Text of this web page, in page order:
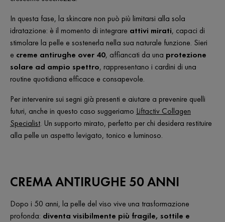
In questa fase, la skincare non può più limitarsi alla sola
idratazione: è il momento di integrare attivi mirati, capaci di
stimolare la pelle e sostenerla nella sua naturale funzione. Sieri
e creme antirughe over 40, affiancati da una protezione
solare ad ampio spettro, rappresentano i cardini di una
routine quotidiana efficace e consapevole.
Per intervenire sui segni già presenti e aiutare a prevenire quelli
futuri, anche in questo caso suggeriamo Liftactiv Collagen
Specialist. Un supporto mirato, perfetto per chi desidera restituire
alla pelle un aspetto levigato, tonico e luminoso.
CREMA ANTIRUGHE 50 ANNI
Dopo i 50 anni, la pelle del viso vive una trasformazione
profonda: diventa visibilmente più fragile, sottile e